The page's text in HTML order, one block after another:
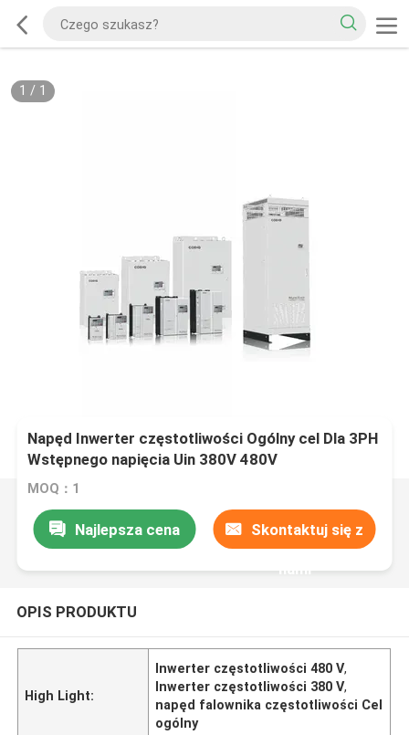
1 / 1
Napęd Inwerter częstotliwości Ogólny cel Dla 3PH
Wstępnego napięcia Uin 380V 480V
MOQ：1
Najlepsza cena Skontaktuj się z
nami
OPIS PRODUKTU
High Light:
Inwerter częstotliwości 480 V,
Inwerter częstotliwości 380 V,
napęd falownika częstotliwości Cel
ogólny